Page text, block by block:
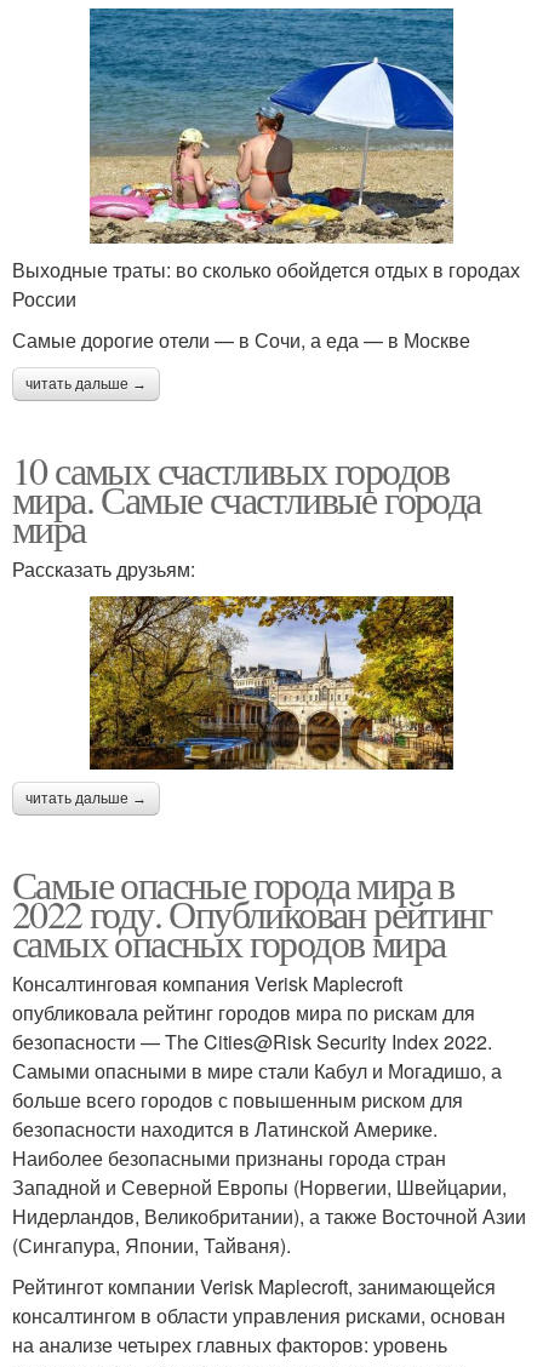
Выходные траты: во сколько обойдется отдых в городах
России
Самые дорогие отели — в Сочи, а еда — в Москве
читать дальше →
10 самых счастливых городов
мира. Самые счастливые города
мира
Рассказать друзьям:
читать дальше →
Самые опасные города мира в
2022 году. Опубликован рейтинг
самых опасных городов мира
Консалтинговая компания Verisk Maplecroft
опубликовала рейтинг городов мира по рискам для
безопасности — The Cities@Risk Security Index 2022.
Самыми опасными в мире стали Кабул и Могадишо, а
больше всего городов с повышенным риском для
безопасности находится в Латинской Америке.
Наиболее безопасными признаны города стран
Западной и Северной Европы (Норвегии, Швейцарии,
Нидерландов, Великобритании), а также Восточной Азии
(Сингапура, Японии, Тайваня).
Рейтингот компании Verisk Maplecroft, занимающейся
консалтингом в области управления рисками, основан
на анализе четырех главных факторов: уровень